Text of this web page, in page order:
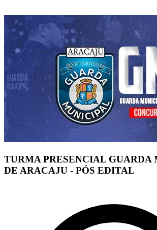
TURMA PRESENCIAL GUARDA
DE ARACAJU - PÓS EDITAL